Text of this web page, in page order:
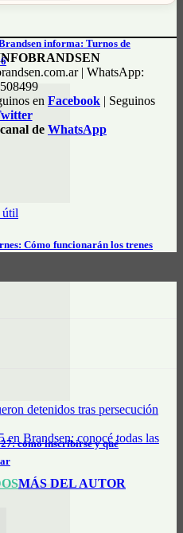
informa: Turnos de
útil
Cómo funcionarán los trenes
cómo inscribirse y qué
| WhatsApp:
en Facebook | Seguinos
de WhatsApp
detenidos tras persecución
en Brandsen: conocé todas las
MÁS DEL AUTOR